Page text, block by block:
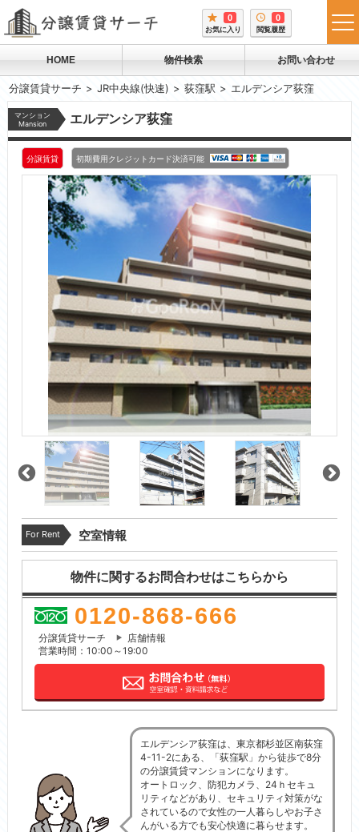
0
お気に入り
0
閲覧履歴
HOME 物件検索 お問い合わせ
分譲賃貸サーチ JR中央線(快速) 荻窪駅 エルデンシア荻窪
マンション
Mansion
エルデンシア荻窪
分譲賃貸 初期費用クレジットカード決済可能
For Rent 空室情報
物件に関するお問合わせはこちらから
0120-868-666
分譲賃貸サーチ
店舗情報
営業時間：10:00～19:00
エルデンシア荻窪は、東京都杉並区南荻窪
4-11-2にある、「荻窪駅」から徒歩で8分
の分譲賃貸マンションになります。
オートロック、防犯カメラ、24ｈセキュ
リティなどがあり、セキュリティ対策がな
されているので女性の一人暮らしやお子さ
んがいる方でも安心快適に暮らせます。